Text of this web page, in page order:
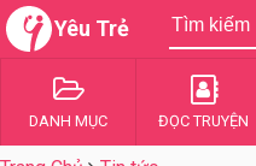
Yêu Trẻ
DANH MỤC ĐỌC TRUYỆN